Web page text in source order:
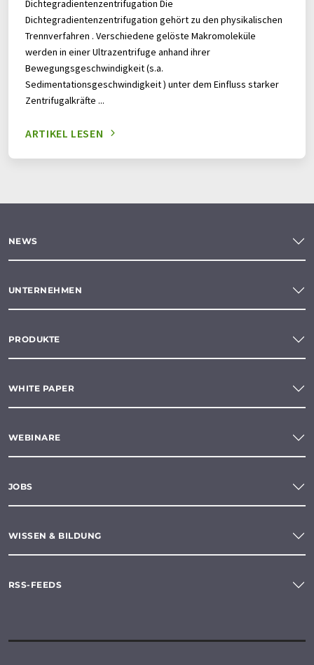
Abbestellung des entsprechenden Newsletters
enthalten.
Dichtegradientenzentrifugation Die
Dichtegradientenzentrifugation gehört zu den physikalischen
Trennverfahren . Verschiedene gelöste Makromoleküle
werden in einer Ultrazentrifuge anhand ihrer
Bewegungsgeschwindigkeit (s.a.
Sedimentationsgeschwindigkeit ) unter dem Einfluss starker
Zentrifugalkräfte ...
ARTIKEL LESEN
NEWS
UNTERNEHMEN
PRODUKTE
WHITE PAPER
WEBINARE
JOBS
WISSEN & BILDUNG
RSS-FEEDS